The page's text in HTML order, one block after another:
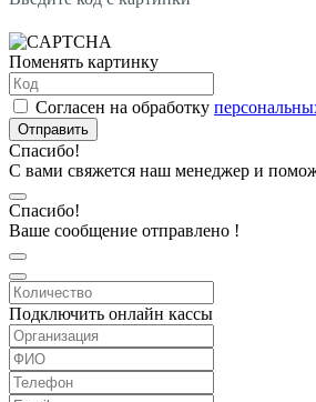
Поменять картинку
Согласен на обработку
Отправить
Спасибо!
С вами свяжется наш менеджер и
Спасибо!
Ваше сообщение отправлено !
Подключить онлайн кассы